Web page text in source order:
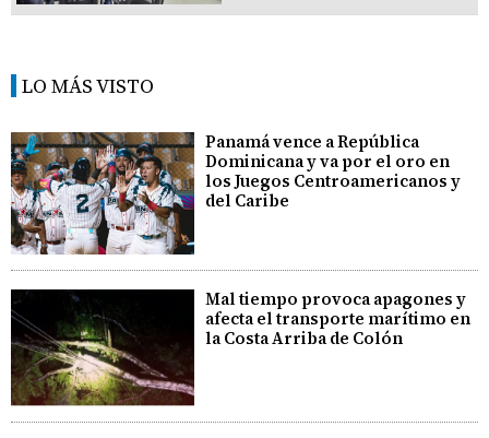
LO MÁS VISTO
Panamá vence a República
Dominicana y va por el oro en
los Juegos Centroamericanos y
del Caribe
Mal tiempo provoca apagones y
afecta el transporte marítimo en
la Costa Arriba de Colón